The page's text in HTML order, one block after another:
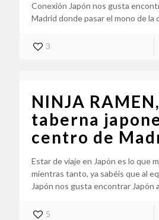
Conexión Japón nos gusta
Madrid donde pasar el mono de la
3
NINJA
taberna
centro de
Estar de viaje en Japón es lo que
mientras tanto, ya sabéis que al
Japón nos gusta encontrar Japón
5